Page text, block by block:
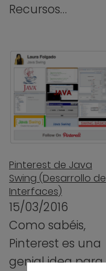
Recursos…
Pinterest de Java
Swing (Desarrollo de
Interfaces)
15/03/2016
Como sabéis,
Pinterest es una
genial idea para